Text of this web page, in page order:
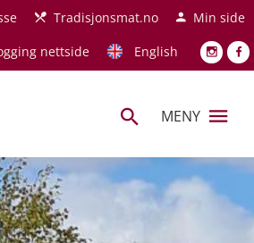
Tradisjonsmat.no
Min side
nettside
English
MENY